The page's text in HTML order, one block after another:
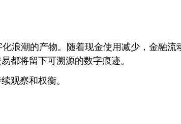
浪潮的产物。随着现金使用减少，金融
都将留下可溯源的数字痕迹。
观察和权衡。